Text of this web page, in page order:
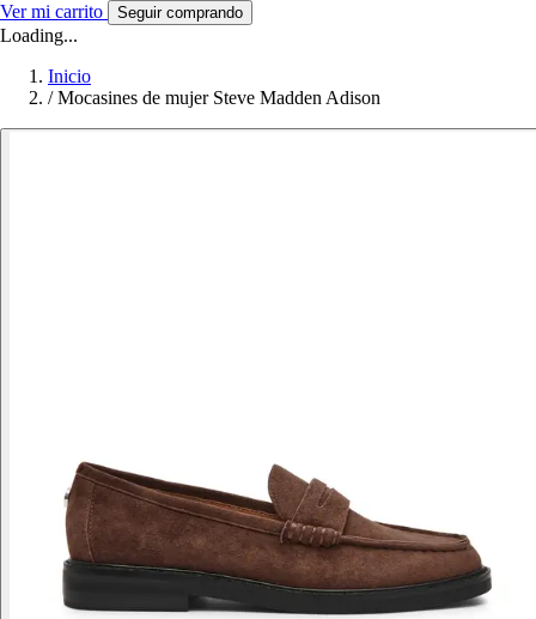
Ver mi carrito Seguir comprando
Loading...
Inicio
/ Mocasines de mujer Steve Madden Adison